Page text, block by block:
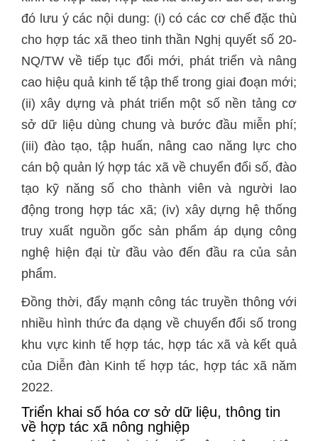
đó lưu ý các nội dung: (i) có các cơ chế đặc thù
cho hợp tác xã theo tinh thần Nghị quyết số 20-
NQ/TW về tiếp tục đổi mới, phát triển và nâng
cao hiệu quả kinh tế tập thể trong giai đoạn mới;
(ii) xây dựng và phát triển một số nền tảng cơ
sở dữ liệu dùng chung và bước đầu miễn phí;
(iii) đào tạo, tập huấn, nâng cao năng lực cho
cán bộ quản lý hợp tác xã về chuyển đổi số, đào
tạo kỹ năng số cho thành viên và người lao
động trong hợp tác xã; (iv) xây dựng hệ thống
truy xuất nguồn gốc sản phẩm áp dụng công
nghệ hiện đại từ đầu vào đến đầu ra của sản
phẩm.
Đồng thời, đẩy mạnh công tác truyền thông với
nhiều hình thức đa dạng về chuyển đổi số trong
khu vực kinh tế hợp tác, hợp tác xã và kết quả
của Diễn đàn Kinh tế hợp tác, hợp tác xã năm
2022.
Triển khai số hóa cơ sở dữ liệu, thông tin
về hợp tác xã nông nghiệp